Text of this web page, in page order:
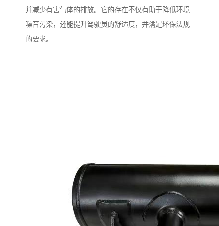
并减少有害气体的排放。它的存在不仅有助于降低环境
噪音污染，还能提升驾驶员的舒适度，并满足环保法规
的要求。